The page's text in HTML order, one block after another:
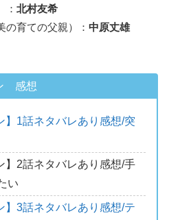
： 北村友希
育ての父親）： 中原丈雄
感想
】1話ネタバレあり感想/突
】2話ネタバレあり感想/手
い
】3話ネタバレあり感想/テ